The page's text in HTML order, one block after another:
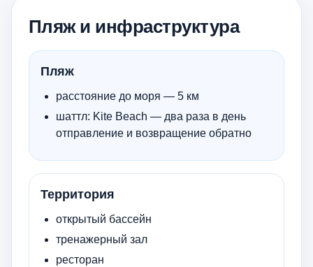
Пляж и инфраструктура
Пляж
расстояние до моря — 5 км
шаттл: Kite Beach — два раза в день
отправление и возвращение обратно
Территория
открытый бассейн
тренажерный зал
ресторан